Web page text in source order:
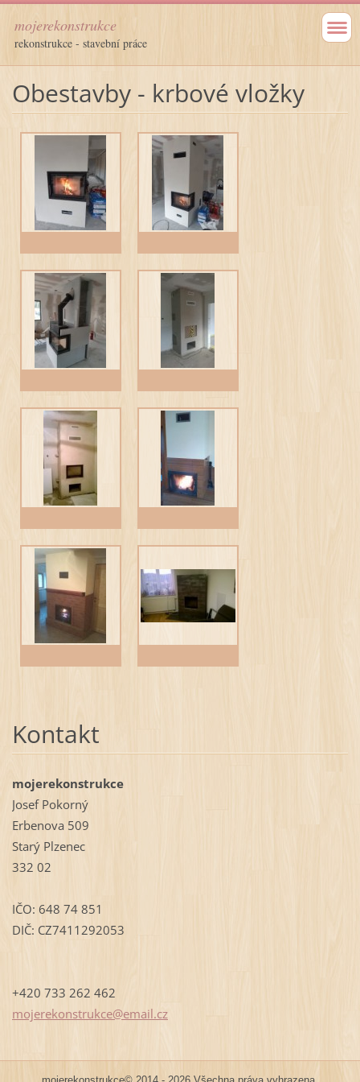
mojerekonstrukce
rekonstrukce - stavební práce
Obestavby - krbové vložky
Kontakt
mojerekonstrukce
Josef Pokorný
Erbenova 509
Starý Plzenec
332 02
IČO: 648 74 851
DIČ: CZ7411292053
+420 733 262 462
mojerekonstrukce@email.cz